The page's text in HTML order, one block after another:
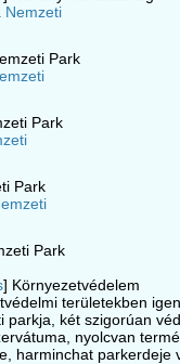
Park
Park
Park
Park
] Környezetvédelem
területekben
parkja, két szigorúan
nyolcvan
harminchat parkerdeje